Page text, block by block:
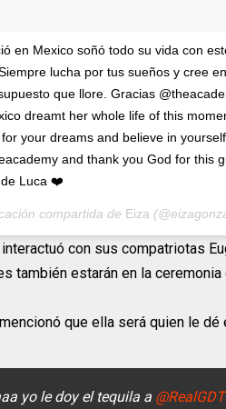
en Mexico soñó todo su vida con
lucha por tus sueños y cree
que llore. Gracias
dreamt her whole life of this
your dreams and believe in
and thank you God for this
de Luca ❤️
compartida de Eiza
con sus compatriotas
también estarán en la ceremonia
que ella será quien le
yo le doy el tequila a @RealGDT